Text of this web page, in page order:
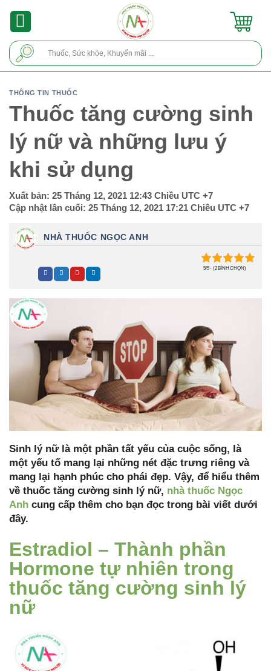
THÔNG TIN THUỐC
Thuốc tăng cường sinh
lý nữ và những lưu ý
khi sử dụng
Xuất bản: 25 Tháng 12, 2021 12:43 Chiều UTC +7
Cập nhật lần cuối: 25 Tháng 12, 2021 17:21 Chiều UTC +7
NHÀ THUỐC NGỌC ANH
5/5 - (2 BÌNH CHỌN)
Sinh lý nữ là một phần tất yếu của cuộc sống, là
một yếu tố mang lại những nét đặc trưng riêng và
mang lại hạnh phúc cho phái đẹp. Vậy, để hiểu thêm
về thuốc tăng cường sinh lý nữ, nhà thuốc Ngọc
Anh cung cấp thêm cho bạn đọc trong bài viết dưới
đây.
Estradiol – Thành phần
Hormone tự nhiên trong
thuốc tăng cường sinh lý
nữ